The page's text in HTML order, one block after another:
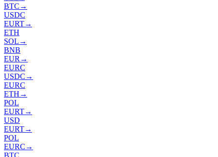
BTC →
USDC
EURT→
ETH
SOL →
BNB
EUR →
EURC
USDC →
EURC
ETH →
POL
EURT→
USD
EURT→
POL
EURC →